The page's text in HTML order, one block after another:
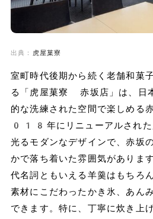
出典： 虎屋菓寮
室町時代後期から続く老舗和菓
る「虎屋菓寮 赤坂店」は、日
的な洗練された空間で楽しめる
018年にリニューアルされた
光るモダンなデザインで、赤坂
かで落ち着いた雰囲気がありま
代名詞ともいえる羊羹はもちろ
素材にこだわったかき氷、あん
できます。特に、丁寧に炊き上